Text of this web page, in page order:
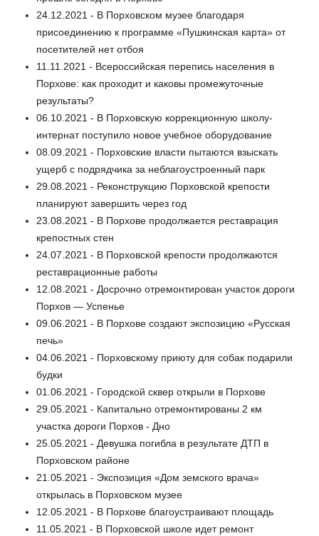
24.12.2021 - В Порховском музее благодаря
присоединению к программе «Пушкинская карта» от
посетителей нет отбоя
11.11.2021 - Всероссийская перепись населения в
Порхове: как проходит и каковы промежуточные
результаты?
06.10.2021 - В Порховскую коррекционную школу-
интернат поступило новое учебное оборудование
08.09.2021 - Порховские власти пытаются взыскать
ущерб с подрядчика за неблагоустроенный парк
29.08.2021 - Реконструкцию Порховской крепости
планируют завершить через год
23.08.2021 - В Порхове продолжается реставрация
крепостных стен
24.07.2021 - В Порховской крепости продолжаются
реставрационные работы
12.08.2021 - Досрочно отремонтирован участок дороги
Порхов — Успенье
09.06.2021 - В Порхове создают экспозицию «Русская
печь»
04.06.2021 - Порховскому приюту для собак подарили
будки
01.06.2021 - Городской сквер открыли в Порхове
29.05.2021 - Капитально отремонтированы 2 км
участка дороги Порхов - Дно
25.05.2021 - Девушка погибла в результате ДТП в
Порховском районе
21.05.2021 - Экспозиция «Дом земского врача»
открылась в Порховском музее
12.05.2021 - В Порхове благоустраивают площадь
11.05.2021 - В Порховской школе идет ремонт